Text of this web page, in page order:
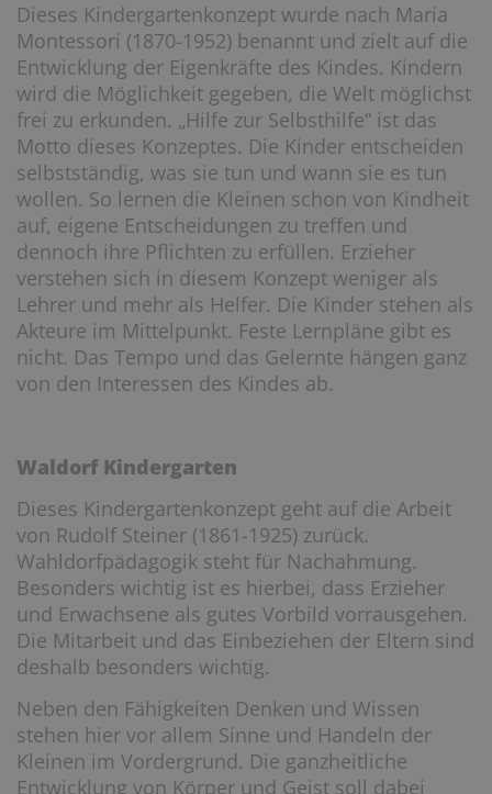
Dieses Kindergartenkonzept wurde nach Maria
Montessori (1870-1952) benannt und zielt auf die
Entwicklung der Eigenkräfte des Kindes. Kindern
wird die Möglichkeit gegeben, die Welt möglichst
frei zu erkunden. „Hilfe zur Selbsthilfe“ ist das
Motto dieses Konzeptes. Die Kinder entscheiden
selbstständig, was sie tun und wann sie es tun
wollen. So lernen die Kleinen schon von Kindheit
auf, eigene Entscheidungen zu treffen und
dennoch ihre Pflichten zu erfüllen. Erzieher
verstehen sich in diesem Konzept weniger als
Lehrer und mehr als Helfer. Die Kinder stehen als
Akteure im Mittelpunkt. Feste Lernpläne gibt es
nicht. Das Tempo und das Gelernte hängen ganz
von den Interessen des Kindes ab.
Waldorf Kindergarten
Dieses Kindergartenkonzept geht auf die Arbeit
von Rudolf Steiner (1861-1925) zurück.
Wahldorfpädagogik steht für Nachahmung.
Besonders wichtig ist es hierbei, dass Erzieher
und Erwachsene als gutes Vorbild vorrausgehen.
Die Mitarbeit und das Einbeziehen der Eltern sind
deshalb besonders wichtig.
Neben den Fähigkeiten Denken und Wissen
stehen hier vor allem Sinne und Handeln der
Kleinen im Vordergrund. Die ganzheitliche
Entwicklung von Körper und Geist soll dabei